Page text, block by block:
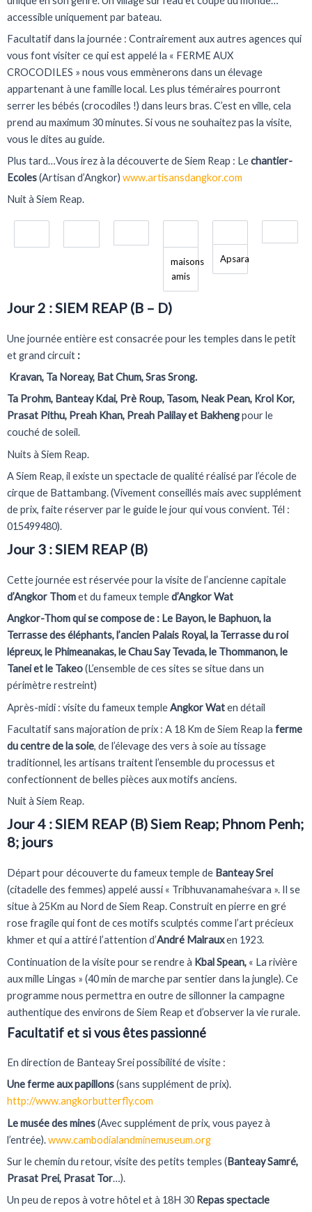
accessible uniquement par bateau.
Facultatif dans la journée : Contrairement aux autres agences qui
vous font visiter ce qui est appelé la « FERME AUX
CROCODILES » nous vous emmènerons dans un élevage
appartenant à une famille local. Les plus téméraires pourront
serrer les bébés (crocodiles !) dans leurs bras. C’est en ville, cela
prend au maximum 30 minutes. Si vous ne souhaitez pas la visite,
vous le dites au guide.
Plus tard…Vous irez à la découverte de Siem Reap : Lechantier-
Ecoles(Artisan d’Angkor) www.artisansdangkor.com
Nuit à Siem Reap.
maisons
amis
Apsara
Jour 2 : SIEM REAP (B – D)
Une journée entière est consacrée pour les temples dans le petit
et grand circuit :
Kravan, Ta Noreay, Bat Chum, Sras Srong.
Ta Prohm, Banteay Kdai, Prè Roup, Tasom, Neak Pean, Krol Kor,
Prasat Pithu, Preah Khan, Preah Palilay et Bakhengpour le
couché de soleil.
Nuits à Siem Reap.
A Siem Reap, il existe un spectacle de qualité réalisé par l’école de
cirque de Battambang. (Vivement conseillés mais avec supplément
de prix, faite réserver par le guide le jour qui vous convient. Tél :
015499480).
Jour 3 : SIEM REAP (B)
Cette journée est réservée pour la visite de l’ancienne capitale
d’Angkor Thomet du fameux templed’Angkor Wat
Angkor-Thom qui se compose de : Le Bayon, le Baphuon, la
Terrasse des éléphants, l’ancien Palais Royal, la Terrasse du roi
lépreux, le Phimeanakas, le Chau Say Tevada, le Thommanon, le
Tanei et le Takeo(L’ensemble de ces sites se situe dans un
périmètre restreint)
Après-midi : visite du fameux templeAngkor Waten détail
Facultatif sans majoration de prix : A 18 Km de Siem Reap la ferme
du centre de la soie, de l’élevage des vers à soie au tissage
traditionnel, les artisans traitent l’ensemble du processus et
confectionnent de belles pièces aux motifs anciens.
Nuit à Siem Reap.
Jour 4 : SIEM REAP (B) Siem Reap; Phnom Penh;
8; jours
Départ pour découverte du fameux temple de Banteay Srei
(citadelle des femmes) appelé aussi « Tribhuvanamaheśvara ». Il se
situe à 25Km au Nord de Siem Reap. Construit en pierre en gré
rose fragile qui font de ces motifs sculptés comme l’art précieux
khmer et qui a attiré l’attention d’André Malrauxen 1923.
Continuation de la visite pour se rendre à Kbal Spean, « La rivière
aux mille Lingas » (40 min de marche par sentier dans la jungle). Ce
programme nous permettra en outre de sillonner la campagne
authentique des environs de Siem Reap et d’observer la vie rurale.
Facultatif et si vous êtes passionné
En direction de Banteay Srei possibilité de visite :
Une ferme aux papillons(sans supplément de prix).
http://www.angkorbutterfly.com
Le musée des mines(Avec supplément de prix, vous payez à
l’entrée).www.cambodialandminemuseum.org
Sur le chemin du retour, visite des petits temples (Banteay Samré,
Prasat Prei, Prasat Tor…).
Un peu de repos à votre hôtel et à 18H 30 Repas spectacle